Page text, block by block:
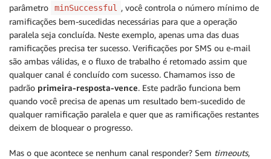
parâmetro
minSuccessful , você controla o número mínimo de
ramificações bem-sucedidas necessárias para que a operação
paralela seja concluída. Neste exemplo, apenas uma das duas
ramificações precisa ter sucesso. Verificações por SMS ou e-mail
são ambas válidas, e o fluxo de trabalho é retomado assim que
qualquer canal é concluído com sucesso. Chamamos isso de
padrão primeira-resposta-vence. Este padrão funciona bem
quando você precisa de apenas um resultado bem-sucedido de
qualquer ramificação paralela e quer que as ramificações restantes
deixem de bloquear o progresso.
Mas o que acontece se nenhum canal responder? Sem timeouts,